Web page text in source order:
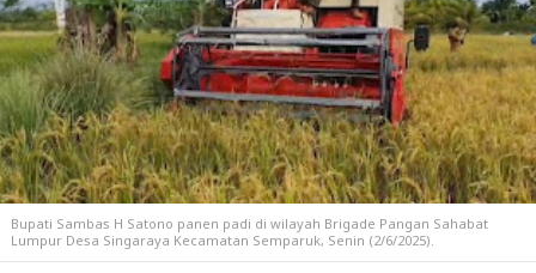
Bupati Sambas H Satono panen padi di wilayah Brigade Pangan Sahabat
Lumpur Desa Singaraya Kecamatan Semparuk, Senin (2/6/2025).